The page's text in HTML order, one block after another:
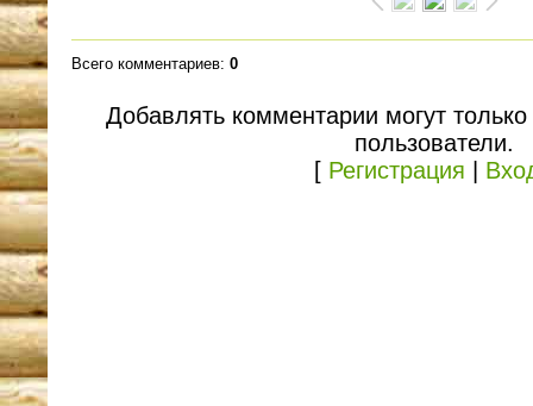
Всего комментариев: 0
Добавлять комментарии могут
пользователи.
[ Регистрация